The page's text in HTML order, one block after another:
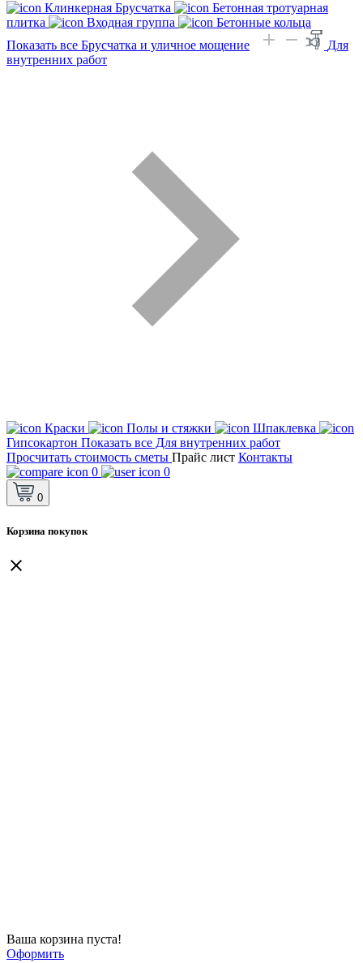
Клинкерная Брусчатка
Бетонная тротуарная
плитка
Входная группа
Бетонные кольца
Показать все Брусчатка и уличное мощение
Для
внутренних работ
Краски Полы и стяжки
Шпаклевка
Гипсокартон Показать все Для внутренних работ
Просчитать стоимость сметы Прайс лист Контакты
0
0
0
Корзина покупок
Ваша корзина пуста!
Оформить